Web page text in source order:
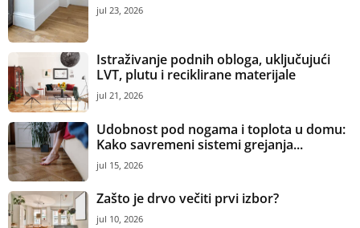
jul 23, 2026
Istraživanje podnih obloga, uključujući
LVT, plutu i reciklirane materijale
jul 21, 2026
Udobnost pod nogama i toplota u domu:
Kako savremeni sistemi grejanja...
jul 15, 2026
Zašto je drvo večiti prvi izbor?
jul 10, 2026